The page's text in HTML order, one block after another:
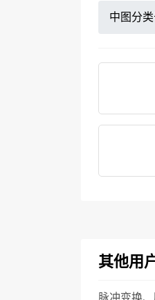
中图分
其他用
脉冲变换